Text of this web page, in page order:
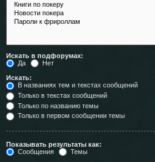
Искать в подфорумах:
Да
Нет
Искать:
В названиях тем и текстах сообщений
Только в текстах сообщений
Только по названию темы
Только в первом сообщении темы
Показывать результаты как:
Сообщения
Темы